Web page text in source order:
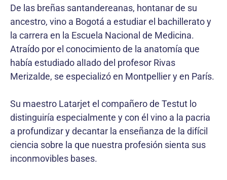
De las breñas santandereanas, hontanar de su
ancestro, vino a Bogotá a estudiar el bachillerato y
la carrera en la Escuela Nacional de Medicina.
Atraído por el conocimiento de la anatomía que
había estudiado alIado del profesor Rivas
Merizalde, se especializó en Montpellier y en París.
Su maestro Latarjet el compañero de Testut lo
distinguiría especialmente y con él vino a la pacria
a profundizar y decantar la enseñanza de la difícil
ciencia sobre la que nuestra profesión sienta sus
inconmovibles bases.